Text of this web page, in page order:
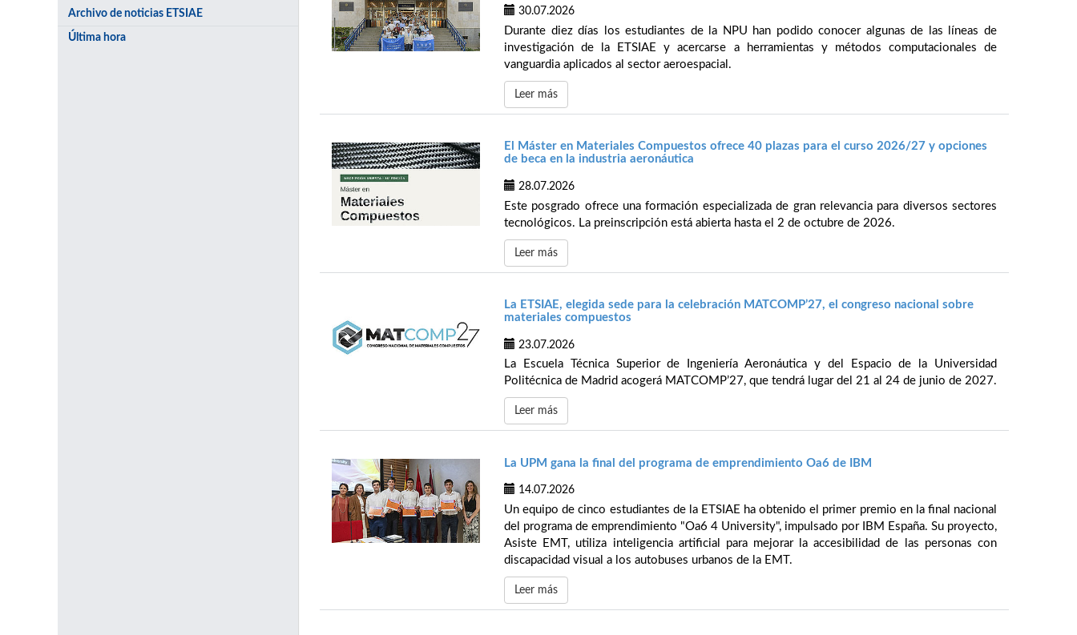
Archivo de noticias ETSIAE
Última hora
30.07.2026
Durante diez días los estudiantes de la NPU han podido conocer algunas de las líneas de
investigación de la ETSIAE y acercarse a herramientas y métodos computacionales de
vanguardia aplicados al sector aeroespacial.
Leer más
El Máster en Materiales Compuestos ofrece 40 plazas para el curso 2026/27 y opciones
de beca en la industria aeronáutica
28.07.2026
Este posgrado ofrece una formación especializada de gran relevancia para diversos sectores
tecnológicos. La preinscripción está abierta hasta el 2 de octubre de 2026.
Leer más
La ETSIAE, elegida sede para la celebración MATCOMP’27, el congreso nacional sobre
materiales compuestos
23.07.2026
La Escuela Técnica Superior de Ingeniería Aeronáutica y del Espacio de la Universidad
Politécnica de Madrid acogerá MATCOMP’27, que tendrá lugar del 21 al 24 de junio de 2027.
Leer más
La UPM gana la final del programa de emprendimiento Oa6 de IBM
14.07.2026
Un equipo de cinco estudiantes de la ETSIAE ha obtenido el primer premio en la final nacional
del programa de emprendimiento "Oa6 4 University", impulsado por IBM España. Su proyecto,
Asiste EMT, utiliza inteligencia artificial para mejorar la accesibilidad de las personas con
discapacidad visual a los autobuses urbanos de la EMT.
Leer más